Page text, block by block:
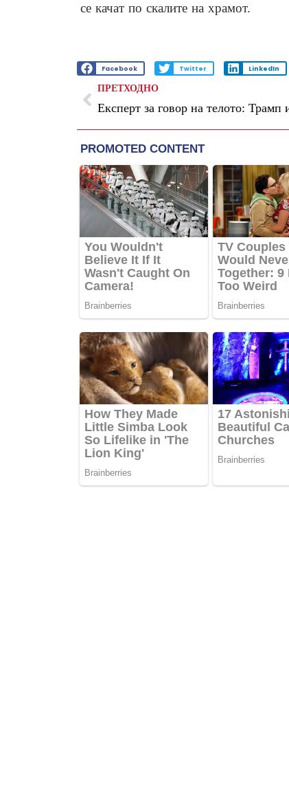
се качат по скалите на храмот.
Facebook Twitter LinkedIn
ПРЕТХОДНО